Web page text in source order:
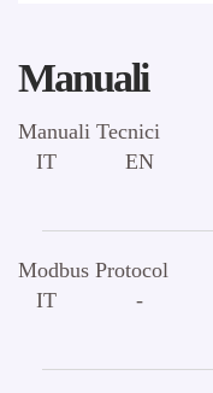
Manuali
Manuali Tecnici
IT
EN
Modbus Protocol
IT
-